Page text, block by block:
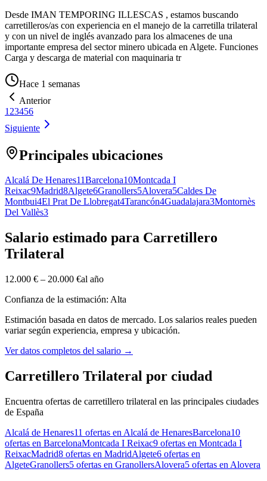
Desde IMAN TEMPORING ILLESCAS , estamos buscando
carretilleros/as con experiencia en el manejo de la carretilla trilateral
y con un nivel de inglés avanzado para los almacenes de una
importante empresa del sector minero ubicada en Algete. Funciones
Carga y descarga de material con maquinaria tr
Hace 1 semanas
Anterior
1 23456
Siguiente
Principales ubicaciones
Alcalá De Henares11Barcelona10Montcada I
Reixac9Madrid8Algete6Granollers5Alovera5Caldes De
Montbui4El Prat De Llobregat4Tarancón4Guadalajara3Montornès
Del Vallès3
Salario estimado para Carretillero
Trilateral
12.000 € – 20.000 €al año
Confianza de la estimación: Alta
Estimación basada en datos de mercado. Los salarios reales pueden
variar según experiencia, empresa y ubicación.
Ver datos completos del salario →
Carretillero Trilateral por ciudad
Encuentra ofertas de carretillero trilateral en las principales ciudades
de España
Alcalá de Henares11 ofertas en Alcalá de HenaresBarcelona10
ofertas en BarcelonaMontcada I Reixac9 ofertas en Montcada I
ReixacMadrid8 ofertas en MadridAlgete6 ofertas en
AlgeteGranollers5 ofertas en GranollersAlovera5 ofertas en Alovera